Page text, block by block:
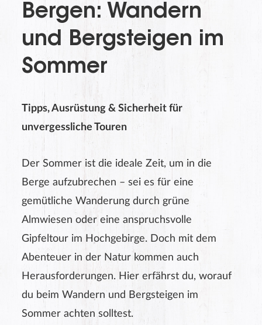
Bergen: Wandern
und Bergsteigen im
Sommer
Tipps, Ausrüstung & Sicherheit für
unvergessliche Touren
Der Sommer ist die ideale Zeit, um in die
Berge aufzubrechen – sei es für eine
gemütliche Wanderung durch grüne
Almwiesen oder eine anspruchsvolle
Gipfeltour im Hochgebirge. Doch mit dem
Abenteuer in der Natur kommen auch
Herausforderungen. Hier erfährst du, worauf
du beim Wandern und Bergsteigen im
Sommer achten solltest.